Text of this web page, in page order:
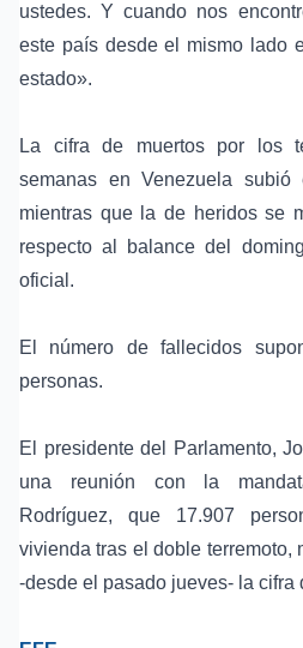
ustedes. Y cuando nos
este país desde el mismo lado
estado».
La cifra de muertos por los
semanas en Venezuela subió
mientras que la de heridos se
respecto al balance del
oficial.
El número de fallecidos
personas.
El presidente del Parlamento,
una reunión con la
Rodríguez, que 17.907
vivienda tras el doble terremoto,
-desde el pasado jueves- la cifra